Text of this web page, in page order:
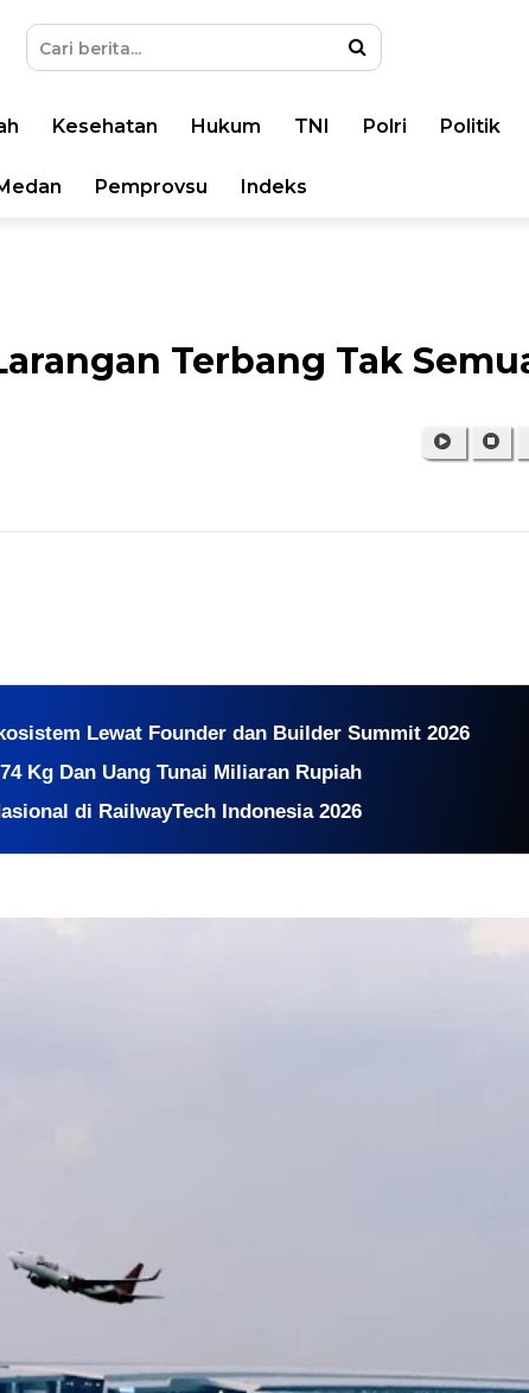
Kesehatan Hukum TNI Polri Politik
Pemprovsu Indeks
Terbang Tak
Lewat Founder dan Builder Summit 2026
Kg Dan Uang Tunai Miliaran Rupiah
di RailwayTech Indonesia 2026